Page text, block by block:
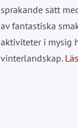
sprakande sätt
av fantastiska
aktiviteter i mysig
vinterlandskap.